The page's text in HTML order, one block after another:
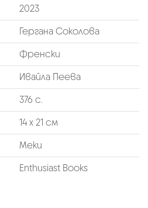
2023
Гергана Соколова
Френски
Ивайла Пеева
376 с.
14 х 21 см
Меки
Enthusiast Books